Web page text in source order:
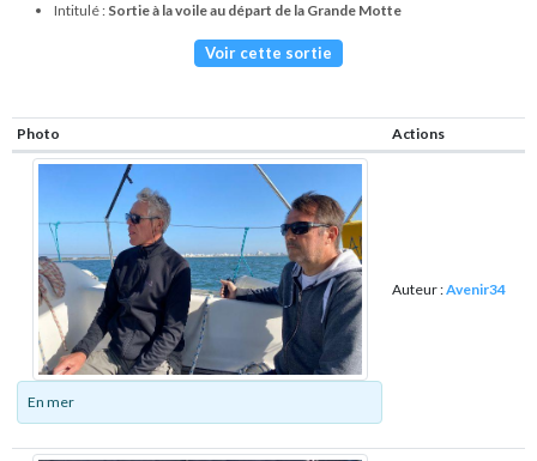
Intitulé : Sortie à la voile au départ de la Grande Motte
Voir cette sortie
Photo Actions
En mer
Auteur :Avenir34